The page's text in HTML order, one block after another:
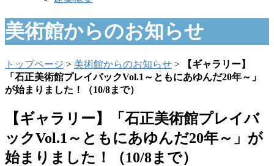
美術館からのお知らせ
トップページ > 美術館からのお知らせ >
【ギャラリー】
「石正美術館プレイバックVol.1～ともにあゆんだ20年～」
が始まりました！（10/8まで）
【ギャラリー】「石正美術館プレイバ
ックVol.1～ともにあゆんだ20年～」が
始まりました！（10/8まで）